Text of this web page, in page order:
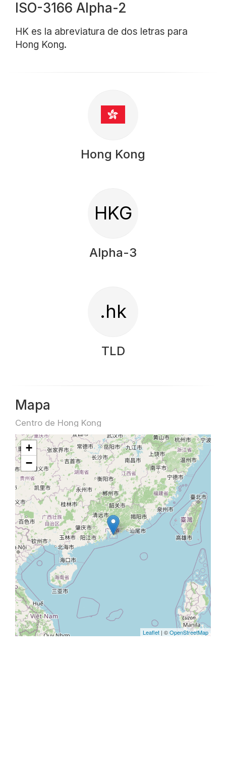
ISO-3166 Alpha-2
HK es la abreviatura de dos letras para
Hong Kong.
Hong Kong
HKG
Alpha-3
.hk
TLD
Mapa
Centro de Hong Kong
+
−
Leaflet | ©OpenStreetMap